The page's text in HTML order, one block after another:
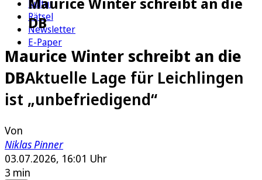
Kultur
Rätsel
Newsletter
E-Paper
DB
Maurice Winter schreibt an die
DBAktuelle Lage für Leichlingen
ist „unbefriedigend“
Von
Niklas Pinner
03.07.2026, 16:01 Uhr
3 min